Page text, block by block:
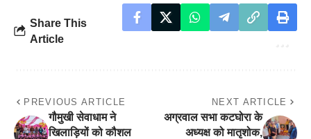
Share This
Article
PREVIOUS ARTICLE
गौमुखी सेवाधाम ने
खिलाड़ियों को कौशल
NEXT ARTICLE
अग्रवाल सभा कटघोरा के
अध्यक्ष को मातृशोक,